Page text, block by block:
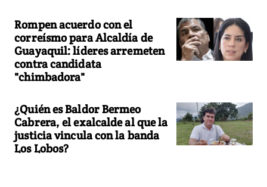
Rompen acuerdo con el
correísmo para Alcaldía de
Guayaquil: líderes arremeten
contra candidata
"chimbadora"
¿Quién es Baldor Bermeo
Cabrera, el exalcalde al que la
justicia vincula con la banda
Los Lobos?